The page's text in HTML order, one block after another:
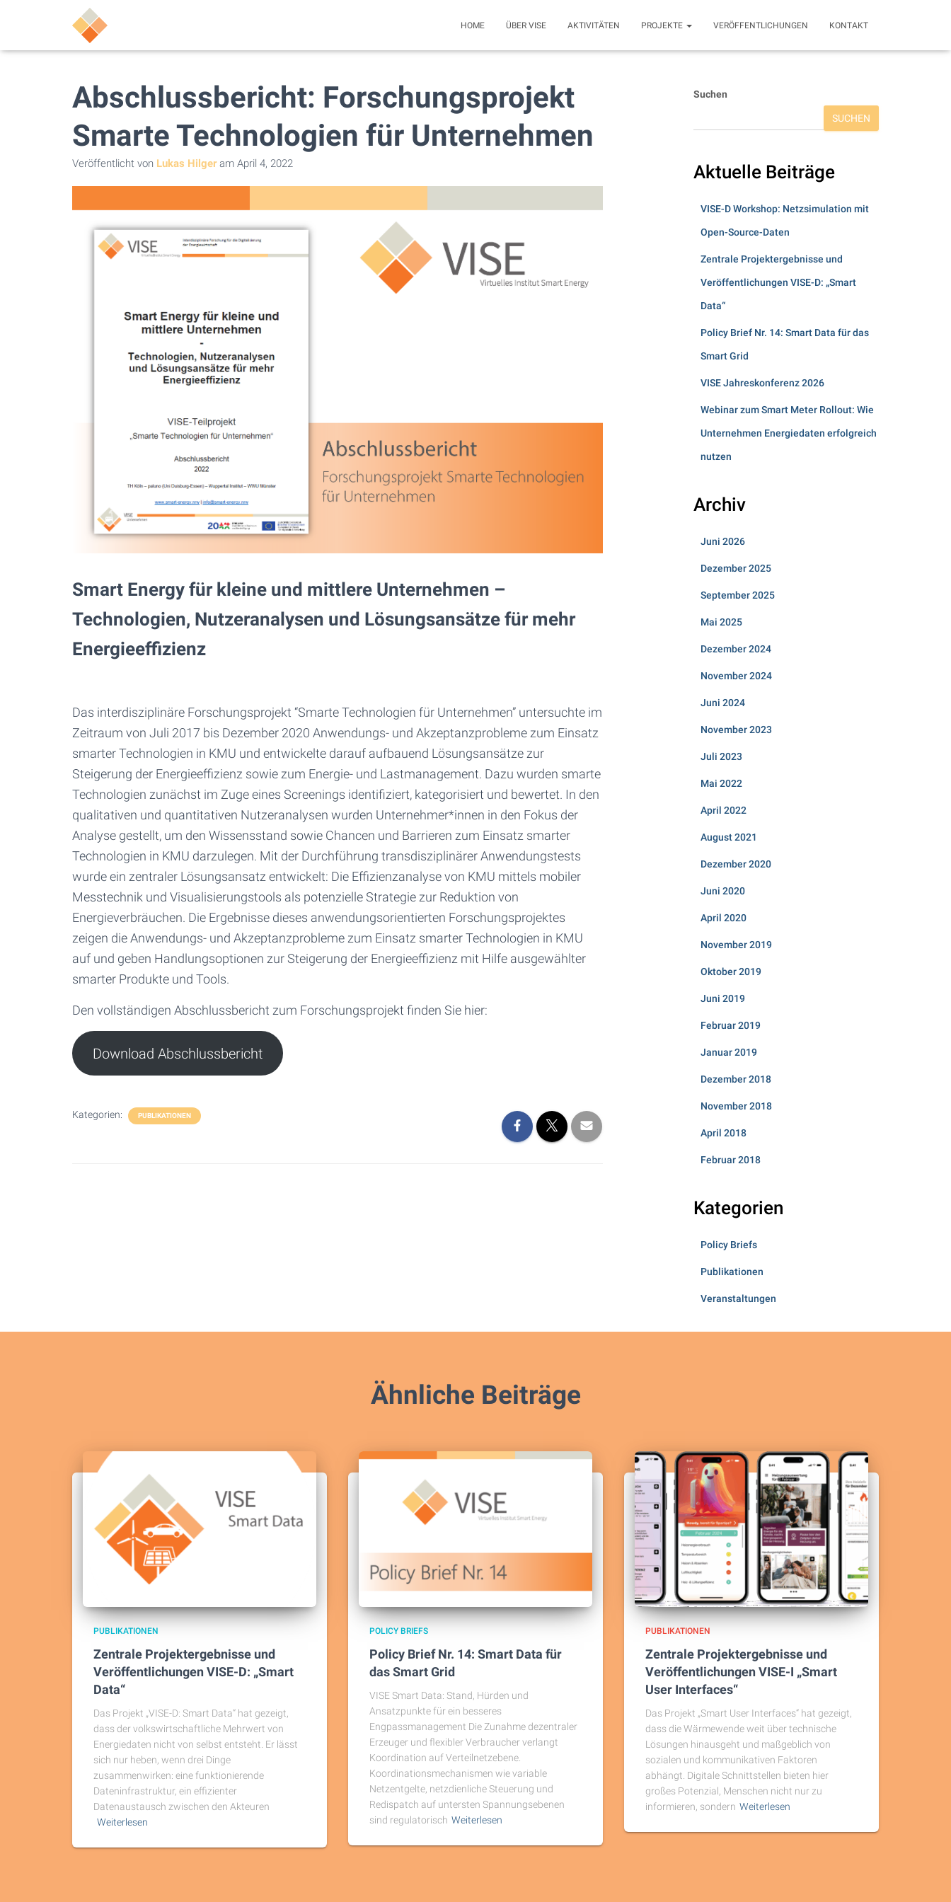
HOME ÜBER VISE AKTIVITÄTEN PROJEKTE VERÖFFENTLICHUNGEN KONTAKT
Abschlussbericht: Forschungsprojekt
Smarte Technologien für Unternehmen
Veröffentlicht von Lukas Hilgeram April 4, 2022
Smart Energy für kleine und mittlere Unternehmen –
Technologien, Nutzeranalysen und Lösungsansätze für mehr
Energieeffizienz
Das interdisziplinäre Forschungsprojekt “Smarte Technologien für Unternehmen” untersuchte im
Zeitraum von Juli 2017 bis Dezember 2020 Anwendungs- und Akzeptanzprobleme zum Einsatz
smarter Technologien in KMU und entwickelte darauf aufbauend Lösungsansätze zur
Steigerung der Energieeffizienz sowie zum Energie- und Lastmanagement. Dazu wurden smarte
Technologien zunächst im Zuge eines Screenings identifiziert, kategorisiert und bewertet. In den
qualitativen und quantitativen Nutzeranalysen wurden Unternehmer*innen in den Fokus der
Analyse gestellt, um den Wissensstand sowie Chancen und Barrieren zum Einsatz smarter
Technologien in KMU darzulegen. Mit der Durchführung transdisziplinärer Anwendungstests
wurde ein zentraler Lösungsansatz entwickelt: Die Effizienzanalyse von KMU mittels mobiler
Messtechnik und Visualisierungstools als potenzielle Strategie zur Reduktion von
Energieverbräuchen. Die Ergebnisse dieses anwendungsorientierten Forschungsprojektes
zeigen die Anwendungs- und Akzeptanzprobleme zum Einsatz smarter Technologien in KMU
auf und geben Handlungsoptionen zur Steigerung der Energieeffizienz mit Hilfe ausgewählter
smarter Produkte und Tools.
Den vollständigen Abschlussbericht zum Forschungsprojekt finden Sie hier:
Download Abschlussbericht
Kategorien: PUBLIKATIONEN
Suchen
SUCHEN
Aktuelle Beiträge
VISE-D Workshop: Netzsimulation mit
Open-Source-Daten
Zentrale Projektergebnisse und
Veröffentlichungen VISE-D: „Smart
Data“
Policy Brief Nr. 14: Smart Data für das
Smart Grid
VISE Jahreskonferenz 2026
Webinar zum Smart Meter Rollout: Wie
Unternehmen Energiedaten erfolgreich
nutzen
Archiv
Juni 2026
Dezember 2025
September 2025
Mai 2025
Dezember 2024
November 2024
Juni 2024
November 2023
Juli 2023
Mai 2022
April 2022
August 2021
Dezember 2020
Juni 2020
April 2020
November 2019
Oktober 2019
Juni 2019
Februar 2019
Januar 2019
Dezember 2018
November 2018
April 2018
Februar 2018
Kategorien
Policy Briefs
Publikationen
Veranstaltungen
Ähnliche Beiträge
PUBLIKATIONEN
Zentrale Projektergebnisse und
Veröffentlichungen VISE-D: „Smart
Data“
Das Projekt „VISE-D: Smart Data“ hat gezeigt,
dass der volkswirtschaftliche Mehrwert von
Energiedaten nicht von selbst entsteht. Er lässt
sich nur heben, wenn drei Dinge
zusammenwirken: eine funktionierende
Dateninfrastruktur, ein effizienter
Datenaustausch zwischen den Akteuren
Weiterlesen
POLICY BRIEFS
Policy Brief Nr. 14: Smart Data für
das Smart Grid
VISE Smart Data: Stand, Hürden und
Ansatzpunkte für ein besseres
Engpassmanagement Die Zunahme dezentraler
Erzeuger und flexibler Verbraucher verlangt
Koordination auf Verteilnetzebene.
Koordinationsmechanismen wie variable
Netzentgelte, netzdienliche Steuerung und
Redispatch auf untersten Spannungsebenen
sind regulatorisch Weiterlesen
PUBLIKATIONEN
Zentrale Projektergebnisse und
Veröffentlichungen VISE-I „Smart
User Interfaces“
Das Projekt „Smart User Interfaces“ hat gezeigt,
dass die Wärmewende weit über technische
Lösungen hinausgeht und maßgeblich von
sozialen und kommunikativen Faktoren
abhängt. Digitale Schnittstellen bieten hier
großes Potenzial, Menschen nicht nur zu
informieren, sondern Weiterlesen